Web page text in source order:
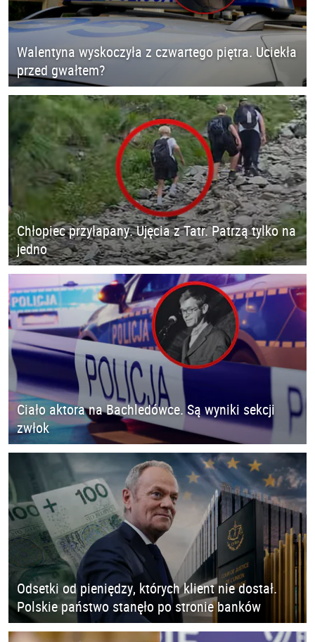
Walentyna wyskoczyła z czwartego piętra. Uciekła
przed gwałtem?
Chłopiec przyłapany. Ujęcia z Tatr. Patrzą tylko na
jedno
Ciało aktora na Bachledówce. Są wyniki sekcji
zwłok
Odsetki od pieniędzy, których klient nie dostał.
Polskie państwo stanęło po stronie banków